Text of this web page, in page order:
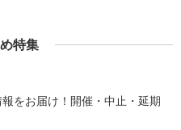
特集
をお届け！開催・中止・延期